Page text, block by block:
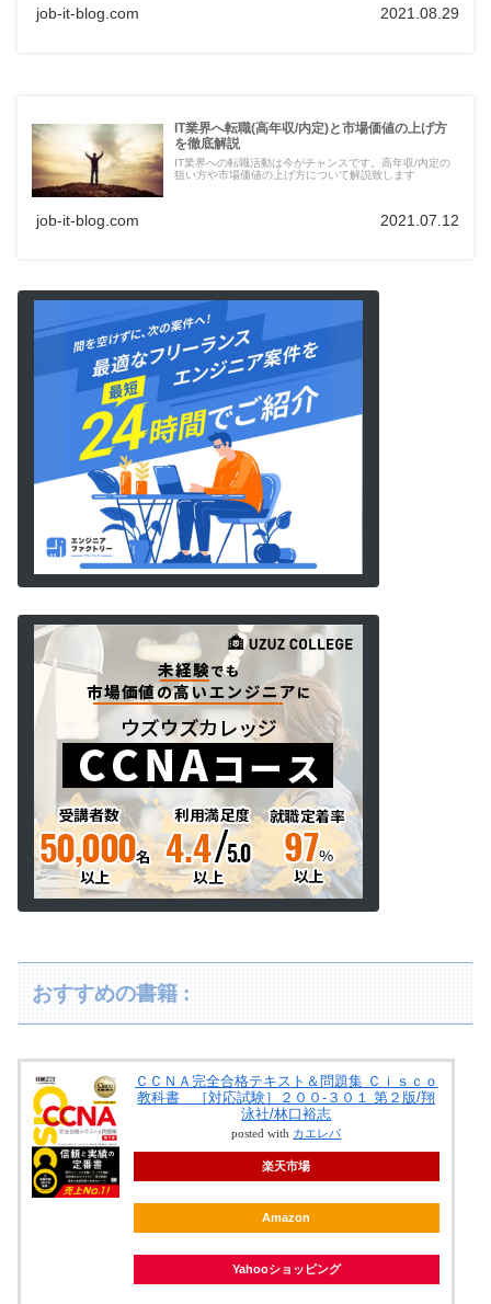
job-it-blog.com 2021.08.29
IT業界へ転職(高年収/内定)と市場価値の上げ方
を徹底解説
IT業界への転職活動は今がチャンスです。高年収/内定の
狙い方や市場価値の上げ方について解説致します
job-it-blog.com 2021.07.12
おすすめの書籍 :
ＣＣＮＡ完全合格テキスト＆問題集 Ｃｉｓｃｏ
教科書 ［対応試験］２００-３０１ 第２版/翔
泳社/林口裕志
posted with カエレバ
楽天市場
Amazon
Yahooショッピング